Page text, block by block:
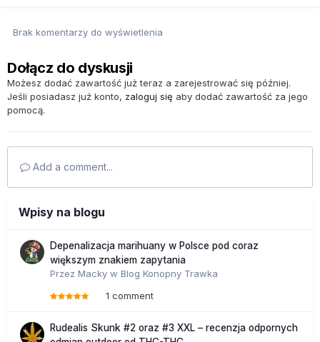
Brak komentarzy do wyświetlenia
Dołącz do dyskusji
Możesz dodać zawartość już teraz a zarejestrować się później.
Jeśli posiadasz już konto, zaloguj się aby dodać zawartość za jego
pomocą.
Add a comment...
Wpisy na blogu
Depenalizacja marihuany w Polsce pod coraz
większym znakiem zapytania
Przez Macky w Blog Konopny Trawka
1 comment
Rudealis Skunk #2 oraz #3 XXL – recenzja odpornych